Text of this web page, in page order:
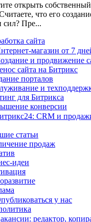
открыть
что его
сил? Пре...
сайта
магазин от 7
и продвижение
сайта на Битрикс
порталов
и
для Битрикса
конверсии
CRM и
статьи
продаж
идеи
у нас
редактор,